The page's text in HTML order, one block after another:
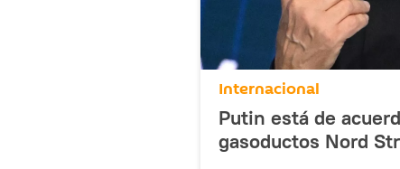
Internacional
Putin está de
gasoductos Nord